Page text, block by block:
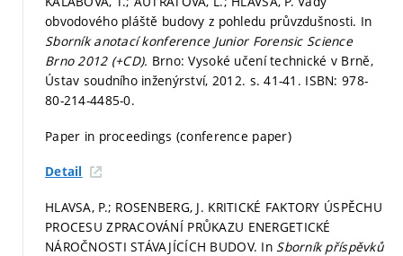
obvodového pláště budovy z pohledu průvzdušnosti. In
Sborník anotací konference Junior Forensic Science
Brno 2012 (+CD). Brno: Vysoké učení technické v Brně,
Ústav soudního inženýrství, 2012. s. 41-41. ISBN: 978-
80-214-4485-0.
Paper in proceedings (conference paper)
Detail
HLAVSA, P.; ROSENBERG, J. KRITICKÉ FAKTORY ÚSPĚCHU
PROCESU ZPRACOVÁNÍ PRŮKAZU ENERGETICKÉ
NÁROČNOSTI STÁVAJÍCÍCH BUDOV. In Sborník příspěvků